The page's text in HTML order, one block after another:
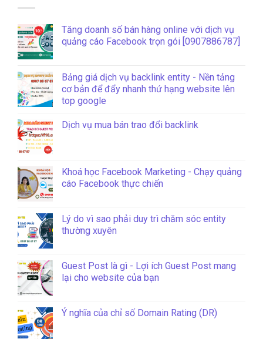
Tăng doanh số bán hàng online với dịch vụ
quảng cáo Facebook trọn gói [0907886787]
Bảng giá dịch vụ backlink entity - Nền tảng
cơ bản để đẩy nhanh thứ hạng website lên
top google
Dịch vụ mua bán trao đổi backlink
Khoá học Facebook Marketing - Chạy quảng
cáo Facebook thực chiến
Lý do vì sao phải duy trì chăm sóc entity
thường xuyên
Guest Post là gì - Lợi ích Guest Post mang
lại cho website của bạn
Ý nghĩa của chỉ số Domain Rating (DR)